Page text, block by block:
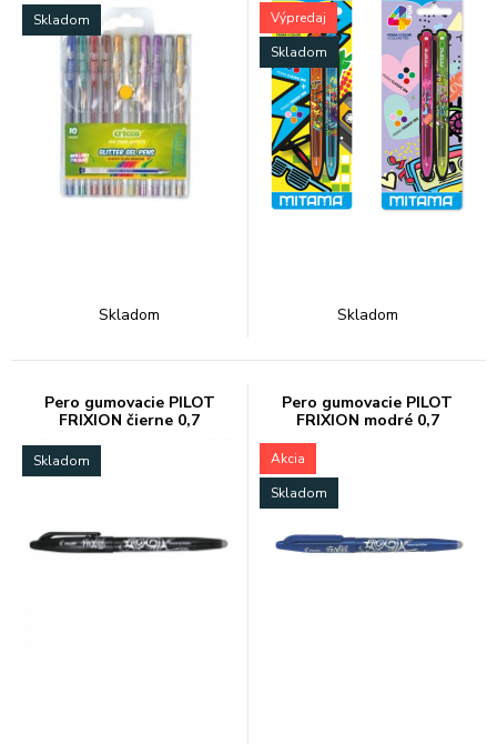
Skladom
Skladom
Výpredaj
Skladom
Skladom
Pero gumovacie PILOT
FRIXION čierne 0,7
Skladom
Pero gumovacie PILOT
FRIXION modré 0,7
Akcia
Skladom